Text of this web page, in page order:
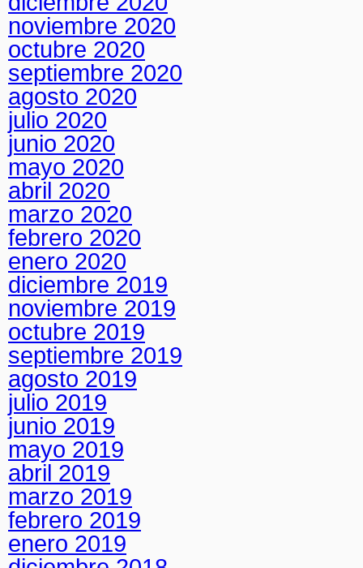
noviembre 2020
octubre 2020
septiembre 2020
agosto 2020
julio 2020
junio 2020
mayo 2020
abril 2020
marzo 2020
febrero 2020
enero 2020
diciembre 2019
noviembre 2019
octubre 2019
septiembre 2019
agosto 2019
julio 2019
junio 2019
mayo 2019
abril 2019
marzo 2019
febrero 2019
enero 2019